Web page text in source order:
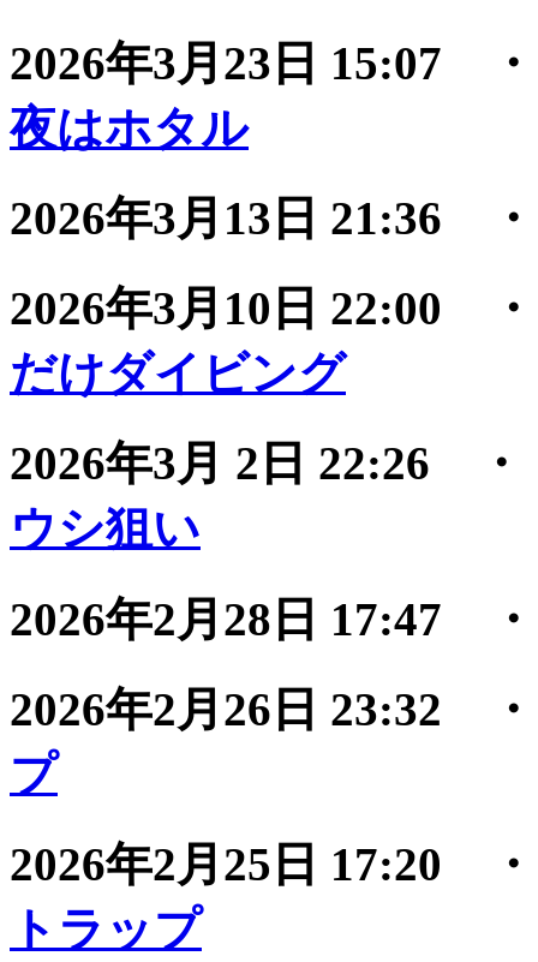
2026年3月23日 15:07
夜はホタル
2026年3月13日 21:36
2026年3月10日 22:00
だけダイビング
2026年3月 2日 22:26 ・
ウシ狙い
2026年2月28日 17:47
2026年2月26日 23:32
プ
2026年2月25日 17:20
トラップ